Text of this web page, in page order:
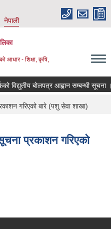
नेपाली
आधार - शिक्षा, कृषि,
बोलपत्र आह्वान सम्बन्धी सूचना ।
गरिएको बारे (पशु सेवा शाखा)
प्रकाशन गरिएको